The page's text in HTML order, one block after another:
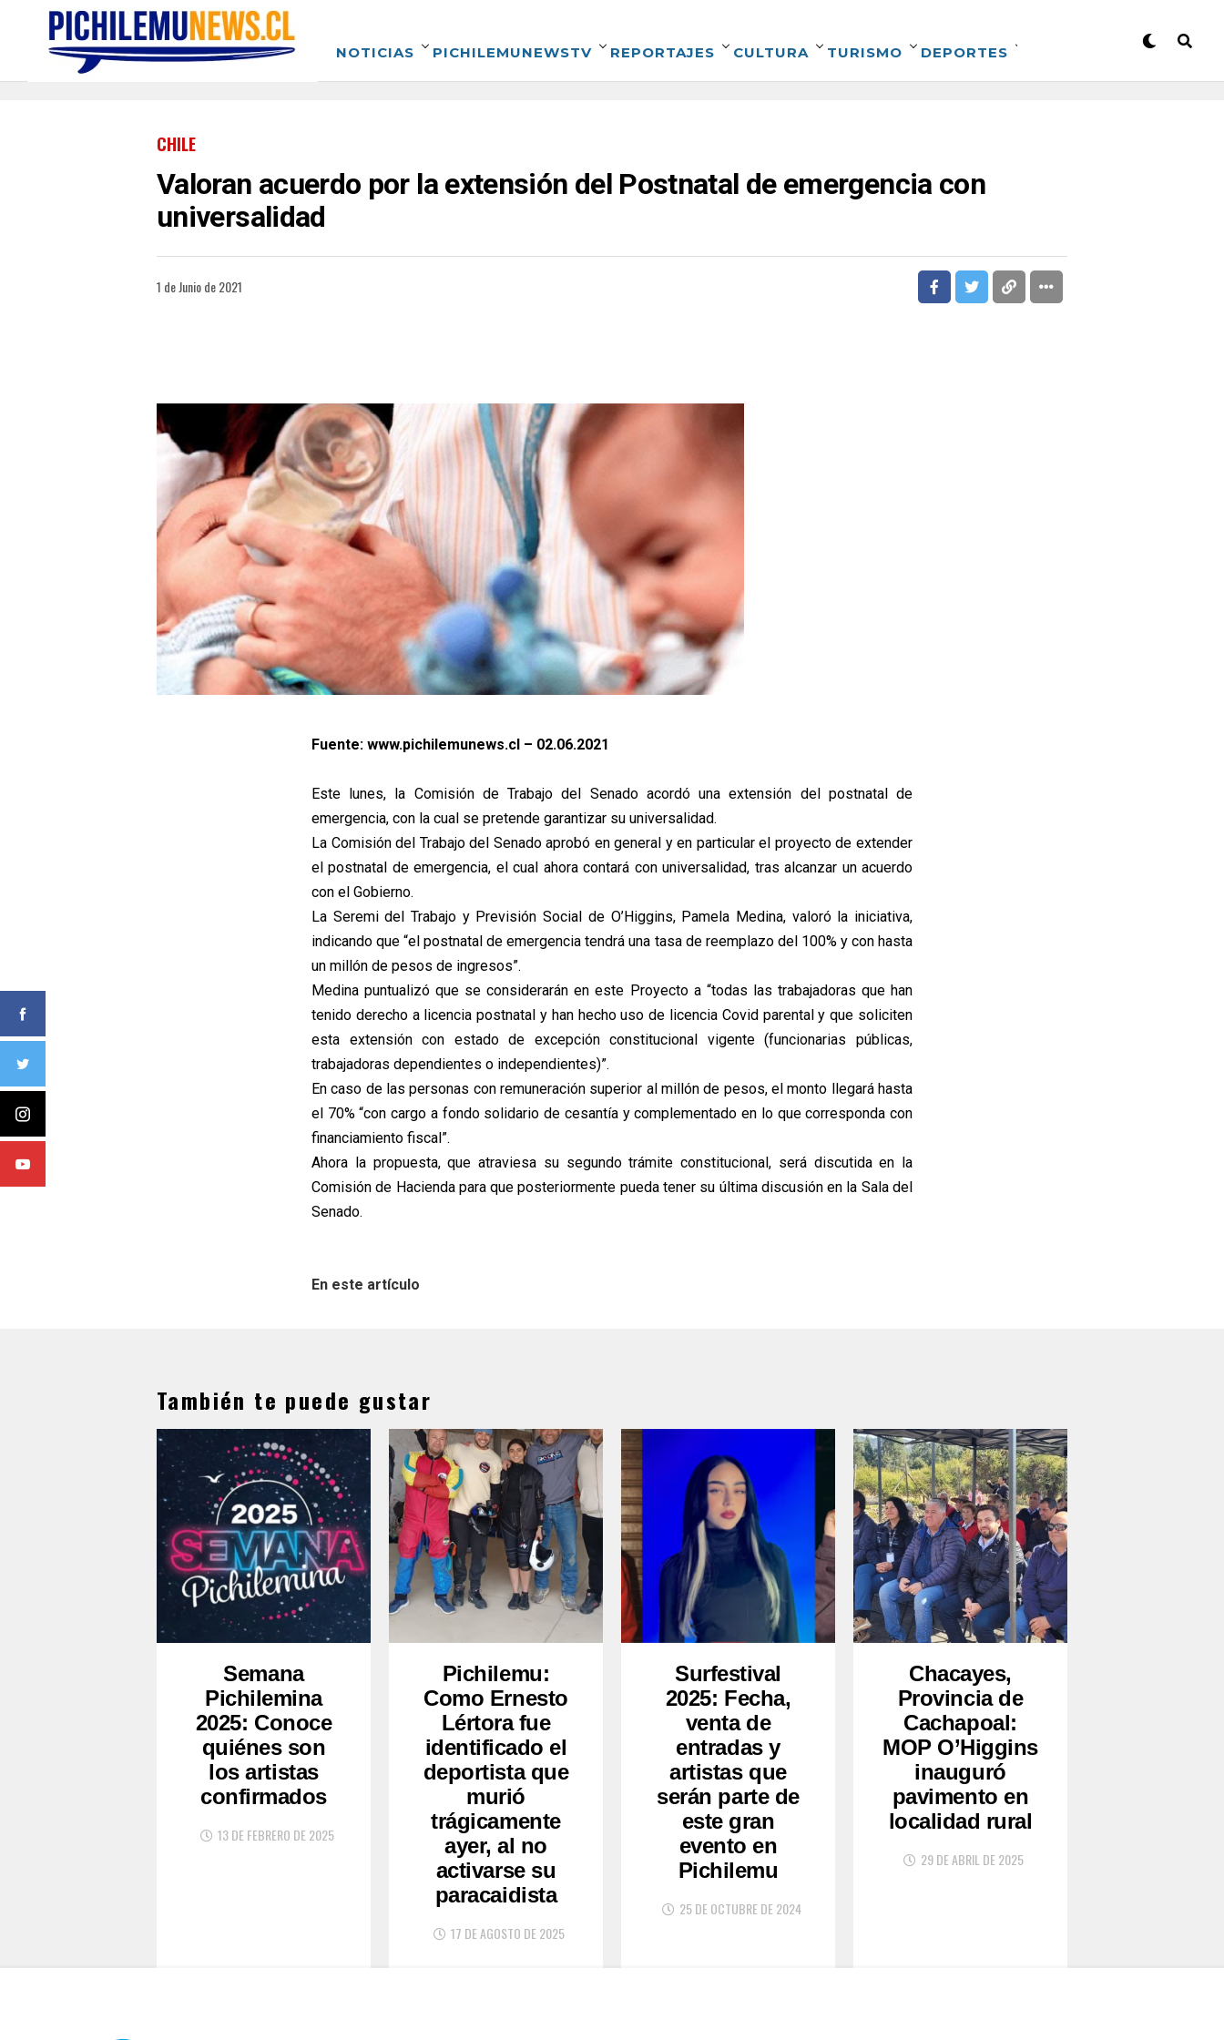
NOTICIAS PICHILEMUNEWSTV REPORTAJES CULTURA TURISMO DEPORTES
CHILE
Valoran acuerdo por la extensión del Postnatal de emergencia con
universalidad
1 de Junio de 2021
Fuente: www.pichilemunews.cl – 02.06.2021
Este lunes, la Comisión de Trabajo del Senado acordó una extensión del postnatal de
emergencia, con la cual se pretende garantizar su universalidad.
La Comisión del Trabajo del Senado aprobó en general y en particular el proyecto de extender
el postnatal de emergencia, el cual ahora contará con universalidad, tras alcanzar un acuerdo
con el Gobierno.
La Seremi del Trabajo y Previsión Social de O’Higgins, Pamela Medina, valoró la iniciativa,
indicando que “el postnatal de emergencia tendrá una tasa de reemplazo del 100% y con hasta
un millón de pesos de ingresos”.
Medina puntualizó que se considerarán en este Proyecto a “todas las trabajadoras que han
tenido derecho a licencia postnatal y han hecho uso de licencia Covid parental y que soliciten
esta extensión con estado de excepción constitucional vigente (funcionarias públicas,
trabajadoras dependientes o independientes)”.
En caso de las personas con remuneración superior al millón de pesos, el monto llegará hasta
el 70% “con cargo a fondo solidario de cesantía y complementado en lo que corresponda con
financiamiento fiscal”.
Ahora la propuesta, que atraviesa su segundo trámite constitucional, será discutida en la
Comisión de Hacienda para que posteriormente pueda tener su última discusión en la Sala del
Senado.
En este artículo
También te puede gustar
Semana
Pichilemina
2025: Conoce
quiénes son
los artistas
confirmados
13 DE FEBRERO DE 2025
Pichilemu:
Como Ernesto
Lértora fue
identificado el
deportista que
murió
trágicamente
ayer, al no
activarse su
paracaidista
17 DE AGOSTO DE 2025
Surfestival
2025: Fecha,
venta de
entradas y
artistas que
serán parte de
este gran
evento en
Pichilemu
25 DE OCTUBRE DE 2024
Chacayes,
Provincia de
Cachapoal:
MOP O’Higgins
inauguró
pavimento en
localidad rural
29 DE ABRIL DE 2025